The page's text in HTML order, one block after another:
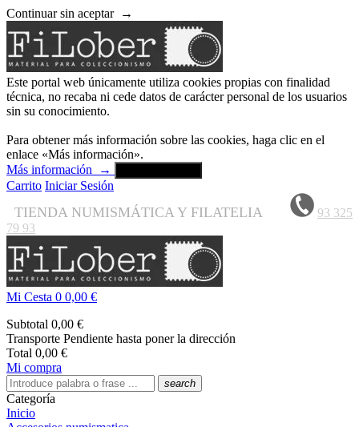
Continuar sin aceptar →
Este portal web únicamente utiliza cookies propias con finalidad
técnica, no recaba ni cede datos de carácter personal de los usuarios
sin su conocimiento.
Para obtener más información sobre las cookies, haga clic en el
enlace «Más información».
Más información
→
Carrito Iniciar Sesión
TIENDA NUMISMÁTICA Y FILATELIA
93 325
79 93
Mi Cesta 0 0,00 €
Subtotal 0,00 €
Transporte Pendiente hasta poner la dirección
Total 0,00 €
Mi compra
search
Categoría
Inicio